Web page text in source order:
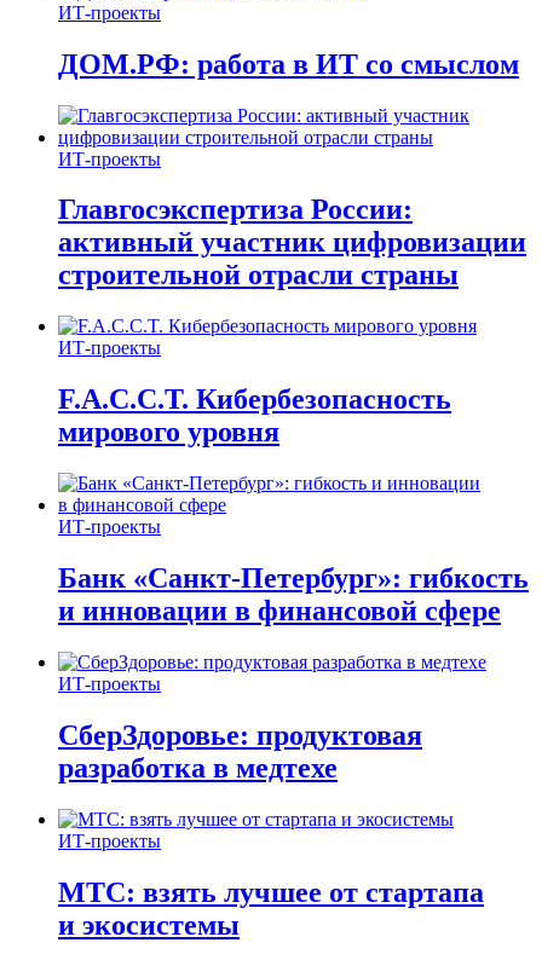
ИТ-проекты
ДОМ.РФ: работа в ИТ со смыслом
ИТ-проекты
Главгосэкспертиза России:
активный участник цифровизации
строительной отрасли страны
ИТ-проекты
F.A.C.C.T. Кибербезопасность
мирового уровня
ИТ-проекты
Банк «Санкт-Петербург»: гибкость
и инновации в финансовой сфере
ИТ-проекты
СберЗдоровье: продуктовая
разработка в медтехе
ИТ-проекты
МТС: взять лучшее от стартапа
и экосистемы